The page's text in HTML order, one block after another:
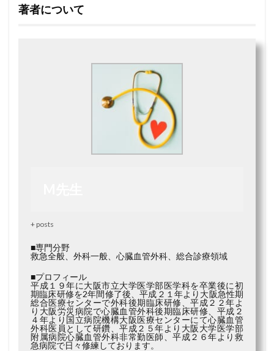
著者について
+ posts
■専門分野
救急全般、外科一般、心臓血管外科、総合診療領域
■プロフィール
平成１９年に大阪市立大学医学部医学科を卒業後に初
期臨床研修を2年間修了後、平成２１年より大阪急性期
総合医療センターで外科後期臨床研修、平成２２年よ
り大阪労災病院で心臓血管外科後期臨床研修、平成２
４年より国立病院機構大阪医療センターにて心臓血管
外科医員として研鑽、平成２５年より大阪大学医学部
附属病院心臓血管外科非常勤医師、平成２６年より救
急病院で日々修練しております。